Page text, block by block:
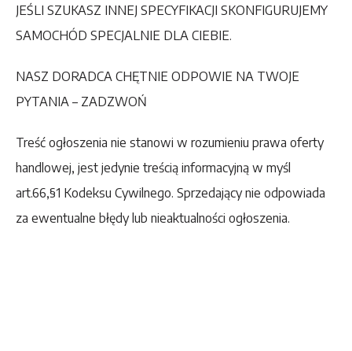
JEŚLI SZUKASZ INNEJ SPECYFIKACJI SKONFIGURUJEMY
SAMOCHÓD SPECJALNIE DLA CIEBIE.
NASZ DORADCA CHĘTNIE ODPOWIE NA TWOJE
PYTANIA – ZADZWOŃ
Treść ogłoszenia nie stanowi w rozumieniu prawa oferty
handlowej, jest jedynie treścią informacyjną w myśl
art.66,§1 Kodeksu Cywilnego. Sprzedający nie odpowiada
za ewentualne błędy lub nieaktualności ogłoszenia.